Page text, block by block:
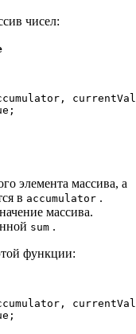
чисел:
элемента массива, а
в accumulator .
массива.
sum .
функции: